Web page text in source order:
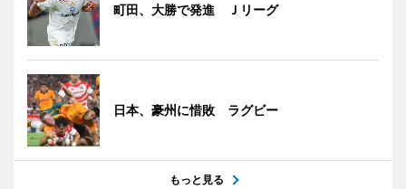
町田、大勝で発進 Ｊリーグ
日本、豪州に惜敗 ラグビー
もっと見る